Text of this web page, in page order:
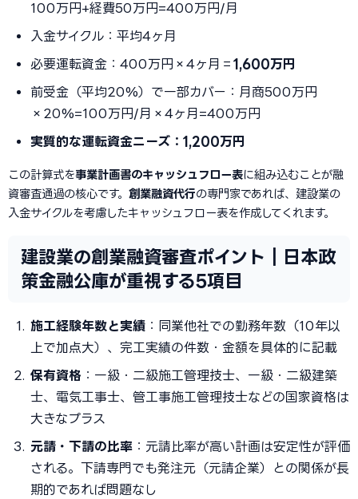
100万円+経費50万円=400万円/月
入金サイクル：平均4ヶ月
必要運転資金：400万円×4ヶ月＝ 1,600万円
前受金（平均20%）で一部カバー：月商500万円
×20%=100万円/月×4ヶ月=400万円
実質的な運転資金ニーズ：1,200万円
この計算式を事業計画書のキャッシュフロー表に組み込むことが融
資審査通過の核心です。 創業融資代行の専門家であれば、建設業の
入金サイクルを考慮したキャッシュフロー表を作成してくれます。
建設業の創業融資審査ポイント｜日本政
策金融公庫が重視する5項目
施工経験年数と実績 ：同業他社での勤務年数（10年以
上で加点大）、完工実績の件数・金額を具体的に記載
保有資格 ：一級・二級施工管理技士、一級・二級建築
士、電気工事士、管工事施工管理技士などの国家資格は
大きなプラス
元請・下請の比率 ：元請比率が高い計画は安定性が評価
される。下請専門でも発注元（元請企業）との関係が長
期的であれば問題なし